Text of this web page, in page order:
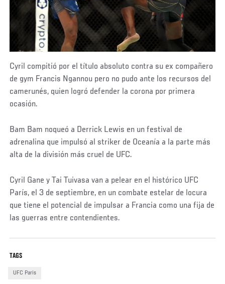
Cyril compitió por el título absoluto contra su ex compañero
de gym Francis Ngannou pero no pudo ante los recursos del
camerunés, quien logró defender la corona por primera
ocasión.
Bam Bam noqueó a Derrick Lewis en un festival de
adrenalina que impulsó al striker de Oceanía a la parte más
alta de la división más cruel de UFC.
Cyril Gane y Tai Tuivasa van a pelear en el histórico UFC
París, el 3 de septiembre, en un combate estelar de locura
que tiene el potencial de impulsar a Francia como una fija de
las guerras entre contendientes.
TAGS
UFC Paris